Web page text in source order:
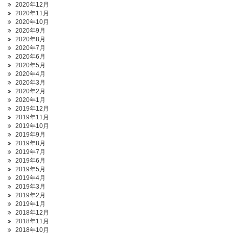
2020年12月
2020年11月
2020年10月
2020年9月
2020年8月
2020年7月
2020年6月
2020年5月
2020年4月
2020年3月
2020年2月
2020年1月
2019年12月
2019年11月
2019年10月
2019年9月
2019年8月
2019年7月
2019年6月
2019年5月
2019年4月
2019年3月
2019年2月
2019年1月
2018年12月
2018年11月
2018年10月